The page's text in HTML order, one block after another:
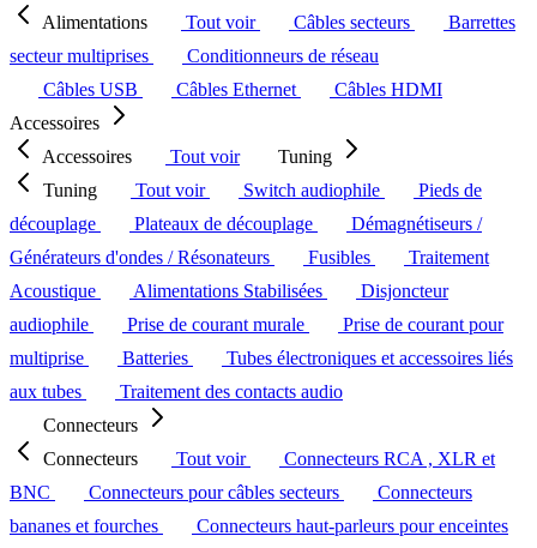
Alimentations
Tout voir Câbles secteurs
Barrettes
secteur multiprises
Conditionneurs de réseau
Câbles USB
Câbles Ethernet
Câbles HDMI
Accessoires
Accessoires
Tout voir
Tuning
Tuning
Tout voir Switch audiophile
Pieds de
découplage
Plateaux de découplage
Démagnétiseurs /
Générateurs d'ondes / Résonateurs
Fusibles
Traitement
Acoustique
Alimentations Stabilisées
Disjoncteur
audiophile
Prise de courant murale
Prise de courant pour
multiprise
Batteries
Tubes électroniques et accessoires liés
aux tubes
Traitement des contacts audio
Connecteurs
Connecteurs
Tout voir
Connecteurs RCA , XLR et
BNC
Connecteurs pour câbles secteurs
Connecteurs
bananes et fourches
Connecteurs haut-parleurs pour enceintes